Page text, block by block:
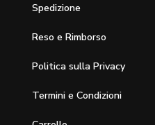
Spedizione
Reso e Rimborso
Politica sulla Privacy
Termini e Condizioni